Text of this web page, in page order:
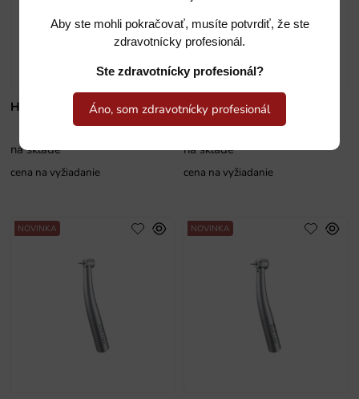
Aby ste mohli pokračovať, musíte potvrdiť, že ste
zdravotnícky profesionál.
Ste zdravotnícky profesionál?
Áno, som zdravotnícky profesionál
HE21W
na sklade
cena na vyžiadanie
HE21WL
na sklade
cena na vyžiadanie
NOVINKA NOVINKA